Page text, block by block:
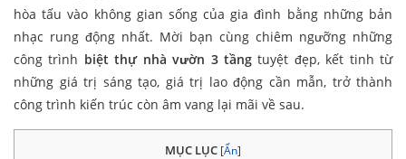
hòa tấu vào không gian sống của gia đình bằng những bản
nhạc rung động nhất. Mời bạn cùng chiêm ngưỡng những
công trình biệt thự nhà vườn 3 tầngtuyệt đẹp, kết tinh từ
những giá trị sáng tạo, giá trị lao động cần mẫn, trở thành
công trình kiến trúc còn âm vang lại mãi về sau.
MỤC LỤC [Ẩn]